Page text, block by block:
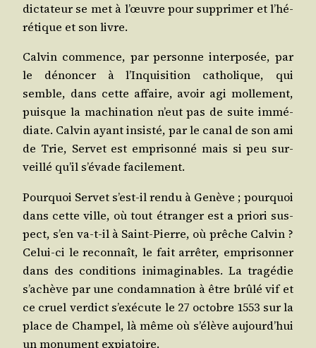
dic­ta­teur se met à l’œuvre pour sup­pri­mer et l’hé­
ré­tique et son livre.
Cal­vin com­mence, par per­sonne inter­po­sée, par
le dénon­cer à l’In­qui­si­tion catho­lique, qui
semble, dans cette affaire, avoir agi mol­le­ment,
puisque la machi­na­tion n’eut pas de suite immé­
diate. Cal­vin ayant insis­té, par le canal de son ami
de Trie, Ser­vet est empri­son­né mais si peu sur­
veillé qu’il s’é­vade facilement.
Pour­quoi Ser­vet s’est-il ren­du à Genève ; pour­quoi
dans cette ville, où tout étran­ger est a prio­ri sus­
pect, s’en va-t-il à Saint-Pierre, où prêche Cal­vin ?
Celui-ci le recon­naît, le fait arrê­ter, empri­son­ner
dans des condi­tions inima­gi­nables. La tra­gé­die
s’a­chève par une condam­na­tion à être brû­lé vif et
ce cruel ver­dict s’exé­cute le 27 octobre 1553 sur la
place de Cham­pel, là même où s’é­lève aujourd’­hui
un monu­ment expiatoire.